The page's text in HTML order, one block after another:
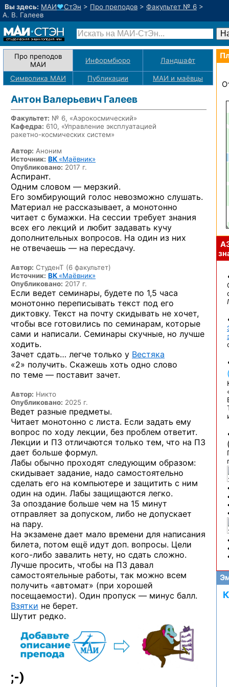
Вы здесь: МАИ♥СтЭн > Про преподов > Факультет № 6 >
А. В. Галеев
Про преподов
МАИ
Информбюро Ландшафт
Символика МАИ Публикации МАИ и маёвцы
Антон Валерьевич Галеев
Факультет: № 6, «Аэрокосмический»
Кафедра: 610, «Управление эксплуатацией
ракетно-космических систем»
Автор: Аноним
Источник: ВК «Маёвник»
Опубликовано: 2017 г.
Аспирант.
Одним словом — мерзкий.
Его зомбирующий голос невозможно слушать.
Материал не рассказывает, а монотонно
читает с бумажки. На сессии требует знания
всех его лекций и любит задавать кучу
дополнительных вопросов. На один из них
не отвечаешь — на пересдачу.
Автор: СтуденТ (6 факультет)
Источник: ВК «Маёвник»
Опубликовано: 2017 г.
Если ведет семинары, будете по 1,5 часа
монотонно переписывать текст под его
диктовку. Текст на почту скидывать не хочет,
чтобы все готовились по семинарам, которые
сами и написали. Семинары скучные, но лучше
ходить.
Зачет сдать… легче только у Вестяка
«2» получить. Скажешь хоть одно слово
по теме — поставит зачет.
Автор: Никто
Опубликовано: 2025 г.
Ведет разные предметы.
Читает монотонно с листа. Если задать ему
вопрос по ходу лекции, без проблем ответит.
Лекции и ПЗ отличаются только тем, что на ПЗ
дает больше формул.
Лабы обычно проходят следующим образом:
скидывает задание, надо самостоятельно
сделать его на компьютере и защитить с ним
один на один. Лабы защищаются легко.
За опоздание больше чем на 15 минут
отправляет за допуском, либо не допускает
на пару.
На экзамене дает мало времени для написания
билета, потом ещё идут доп. вопросы. Цели
кого-либо завалить нету, но сдать сложно.
Лучше просить, чтобы на ПЗ давал
самостоятельные работы, так можно всем
получить «автомат» (при хорошей
посещаемости). Один пропуск — минус балл.
Взятки не берет.
Шутит редко.